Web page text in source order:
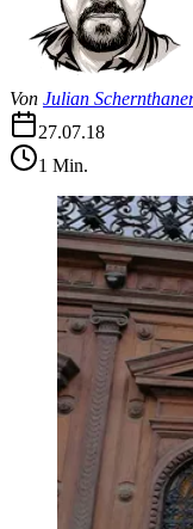
Von Julian
27.07.18
1 Min.